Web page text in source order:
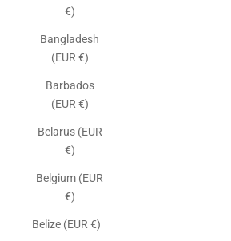
€)
Bangladesh
(EUR €)
Barbados
(EUR €)
Belarus (EUR
€)
Belgium (EUR
€)
Belize (EUR €)